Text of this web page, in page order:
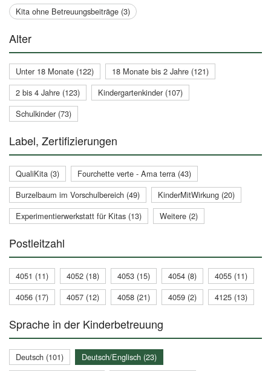
Kita ohne Betreuungsbeiträge (3)
Alter
Unter 18 Monate (122)
18 Monate bis 2 Jahre (121)
2 bis 4 Jahre (123)
Kindergartenkinder (107)
Schulkinder (73)
Label, Zertifizierungen
QualiKita (3)
Fourchette verte - Ama terra (43)
Burzelbaum im Vorschulbereich (49)
KinderMitWirkung (20)
Experimentierwerkstatt für Kitas (13)
Weitere (2)
Postleitzahl
4051 (11) 4052 (18) 4053 (15) 4054 (8)
4055 (11)
4056 (17)
4057 (12) 4058 (21) 4059 (2) 4125 (13)
Sprache in der Kinderbetreuung
Deutsch (101)
Deutsch/Englisch (23)